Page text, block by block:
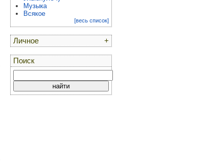
Музыка
Всякое
[весь список]
+
Личное
Поиск